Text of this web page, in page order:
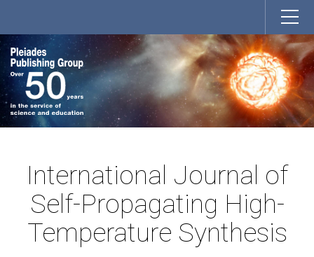
International Journal of
Self-Propagating High-
Temperature Synthesis